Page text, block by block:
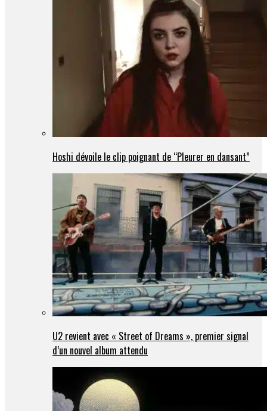
Hoshi dévoile le clip poignant de “Pleurer en dansant”
U2 revient avec « Street of Dreams », premier signal
d’un nouvel album attendu